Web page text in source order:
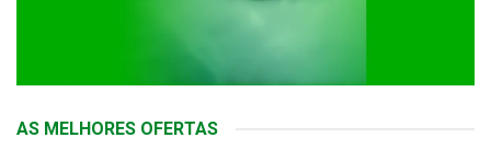
AS MELHORES OFERTAS